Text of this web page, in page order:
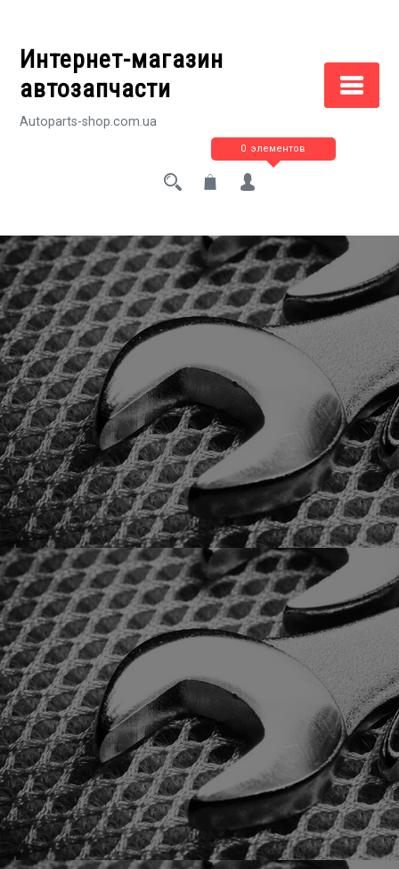
содержимому
Интернет-магазин
автозапчасти
Autoparts-shop.com.ua
0 элементов